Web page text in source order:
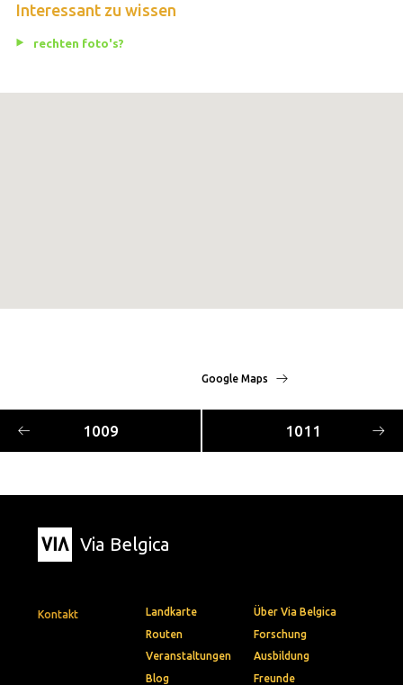
Interessant zu wissen
rechten foto's?
Google Maps
1009 1011
Via Belgica
Kontakt
Landkarte
Routen
Veranstaltungen
Blog
Über Via Belgica
Forschung
Ausbildung
Freunde